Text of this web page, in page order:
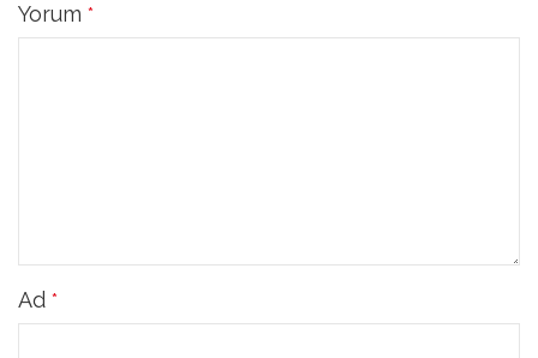
Yorum *
Ad *